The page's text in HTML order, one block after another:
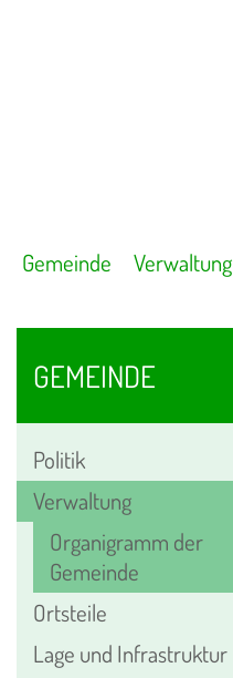
Gemeinde Verwaltung
GEMEINDE
Politik
Verwaltung
Organigramm der
Gemeinde
Ortsteile
Lage und Infrastruktur